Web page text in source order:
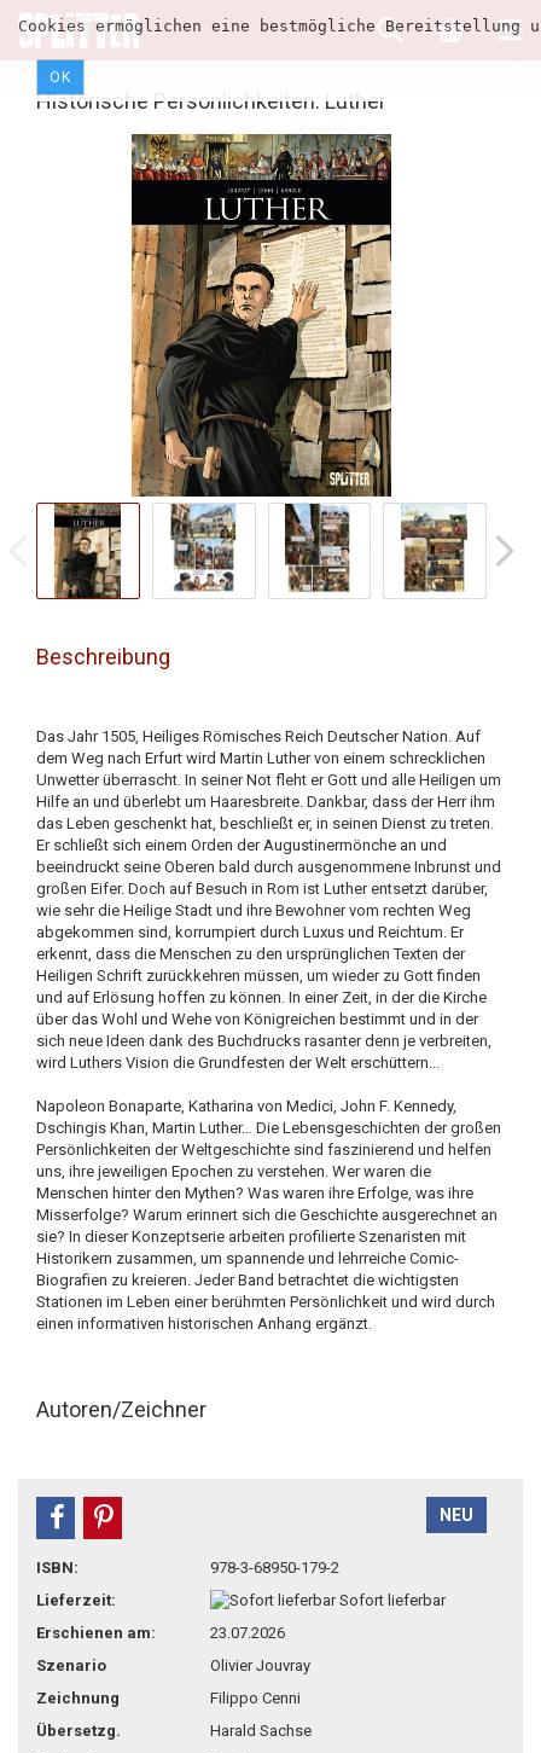
Cookies ermöglichen eine bestmögliche
OK
Historische Persönlichkeiten: Luther
Beschreibung
Das Jahr 1505, Heiliges Römisches Reich Deutscher Nation. Auf
dem Weg nach Erfurt wird Martin Luther von einem schrecklichen
Unwetter überrascht. In seiner Not fleht er Gott und alle Heiligen um
Hilfe an und überlebt um Haaresbreite. Dankbar, dass der Herr ihm
das Leben geschenkt hat, beschließt er, in seinen Dienst zu treten.
Er schließt sich einem Orden der Augustinermönche an und
beeindruckt seine Oberen bald durch ausgenommene Inbrunst und
großen Eifer. Doch auf Besuch in Rom ist Luther entsetzt darüber,
wie sehr die Heilige Stadt und ihre Bewohner vom rechten Weg
abgekommen sind, korrumpiert durch Luxus und Reichtum. Er
erkennt, dass die Menschen zu den ursprünglichen Texten der
Heiligen Schrift zurückkehren müssen, um wieder zu Gott finden
und auf Erlösung hoffen zu können. In einer Zeit, in der die Kirche
über das Wohl und Wehe von Königreichen bestimmt und in der
sich neue Ideen dank des Buchdrucks rasanter denn je verbreiten,
wird Luthers Vision die Grundfesten der Welt erschüttern...
Napoleon Bonaparte, Katharina von Medici, John F. Kennedy,
Dschingis Khan, Martin Luther… Die Lebensgeschichten der großen
Persönlichkeiten der Weltgeschichte sind faszinierend und helfen
uns, ihre jeweiligen Epochen zu verstehen. Wer waren die
Menschen hinter den Mythen? Was waren ihre Erfolge, was ihre
Misserfolge? Warum erinnert sich die Geschichte ausgerechnet an
sie? In dieser Konzeptserie arbeiten profilierte Szenaristen mit
Historikern zusammen, um spannende und lehrreiche Comic-
Biografien zu kreieren. Jeder Band betrachtet die wichtigsten
Stationen im Leben einer berühmten Persönlichkeit und wird durch
einen informativen historischen Anhang ergänzt.
Autoren/Zeichner
NEU
teilen
ISBN:
978-3-68950-179-2
Lieferzeit:
Sofort lieferbar
Erschienen am:
23.07.2026
Szenario
Olivier Jouvray
Zeichnung
Filippo Cenni
Übersetzg.
Harald Sachse